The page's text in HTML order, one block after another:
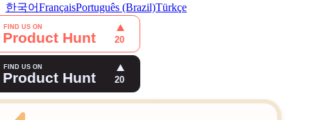
한국어FrançaisPortuguês (Brazil)Türkçe